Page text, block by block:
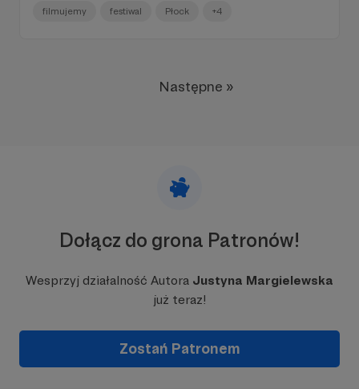
refleksji. To jeden z tych filmów, że miejscami trudno
zrozumieć... Tym bardziej wymagający film, tym
filmujemy festiwal Płock +4
Następne »
Dołącz do grona Patronów!
Wesprzyj działalność Autora Justyna Margielewska
już teraz!
Zostań Patronem